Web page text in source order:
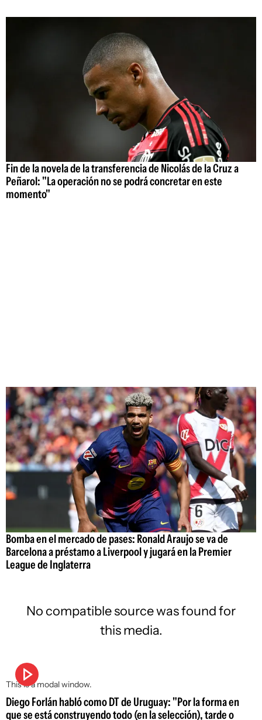
Fin de la novela de la transferencia de Nicolás de la Cruz a
Peñarol: "La operación no se podrá concretar en este
momento"
Bomba en el mercado de pases: Ronald Araujo se va de
Barcelona a préstamo a Liverpool y jugará en la Premier
League de Inglaterra
This is a modal window.
No compatible source was found for
this media.
Diego Forlán habló como DT de Uruguay: "Por la forma en
que se está construyendo todo (en la selección), tarde o